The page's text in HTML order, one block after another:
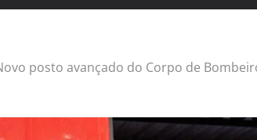
sintomas,
posto avançado do Corpo de